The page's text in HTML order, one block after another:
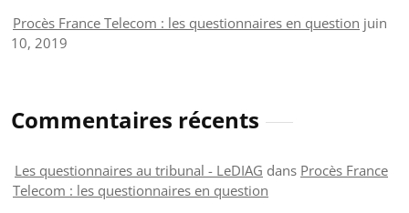
Procès France Telecom : les questionnaires en question juin
10, 2019
Commentaires récents
Les questionnaires au tribunal - LeDIAG dans Procès France
Telecom : les questionnaires en question